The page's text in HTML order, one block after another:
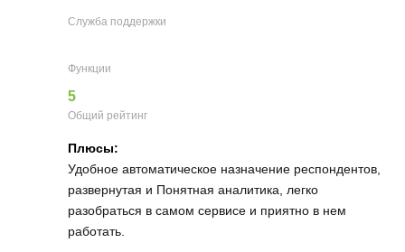
Служба поддержки
Функции
5
Общий рейтинг
Плюсы:
Удобное автоматическое назначение респондентов,
развернутая и Понятная аналитика, легко
разобраться в самом сервисе и приятно в нем
работать.